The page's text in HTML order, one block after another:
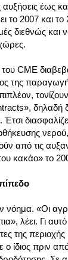
έως
το 2007 και
διεθνώς και
CME
της
δηλαδή
από τις
κακάο» το
νόημα. «Οι
λέει. Γι
της
ίδιος πριν